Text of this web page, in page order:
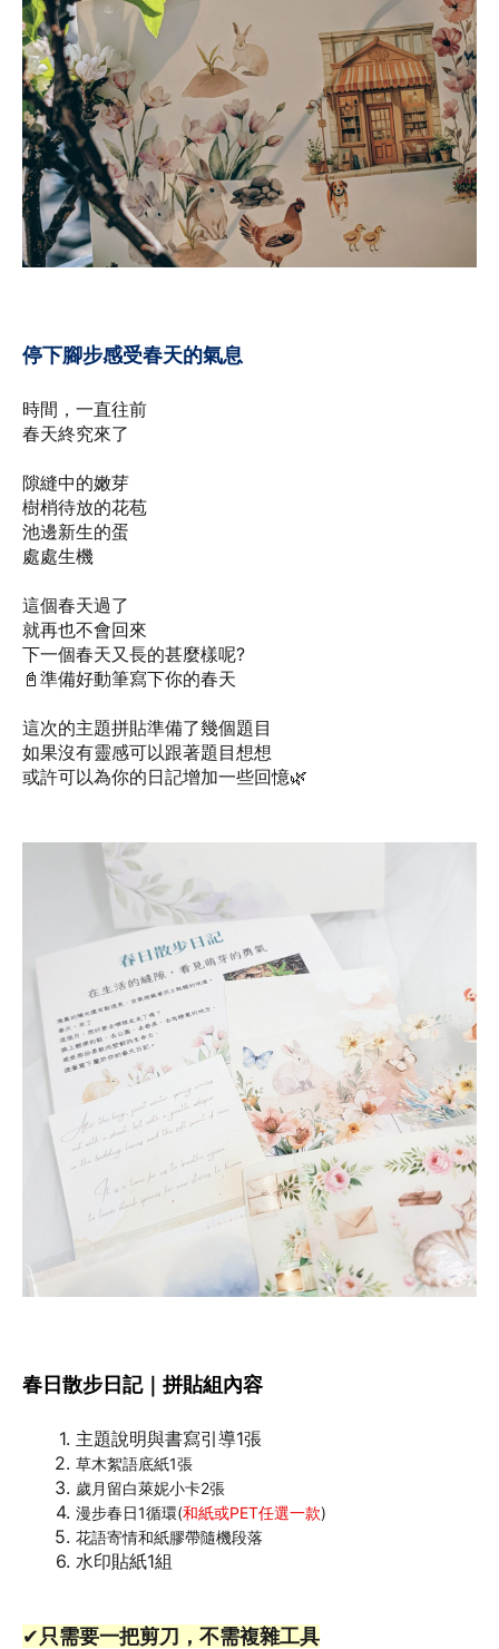
停下腳步感受春天的氣息
時間，一直往前
春天終究來了
隙縫中的嫩芽
樹梢待放的花苞
池邊新生的蛋
處處生機
這個春天過了
就再也不會回來
下一個春天又長的甚麼樣呢?
📓準備好動筆寫下你的春天
這次的主題拼貼準備了幾個題目
如果沒有靈感可以跟著題目想想
或許可以為你的日記增加一些回憶🌿
春日散步日記｜拼貼組內容
主題說明與書寫引導1張
草木絮語底紙1張
歲月留白萊妮小卡2張
漫步春日1循環(和紙或PET任選一款)
花語寄情和紙膠帶隨機段落
水印貼紙1組
✔只需要一把剪刀，不需複雜工具